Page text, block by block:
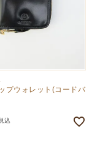
プウォレット(コードバ
込